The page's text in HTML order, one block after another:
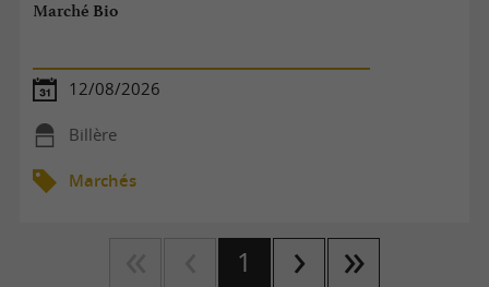
Marché Bio
12/08/2026
Billère
Marchés
1